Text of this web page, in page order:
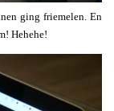
ging friemelen. En
Hehehe!